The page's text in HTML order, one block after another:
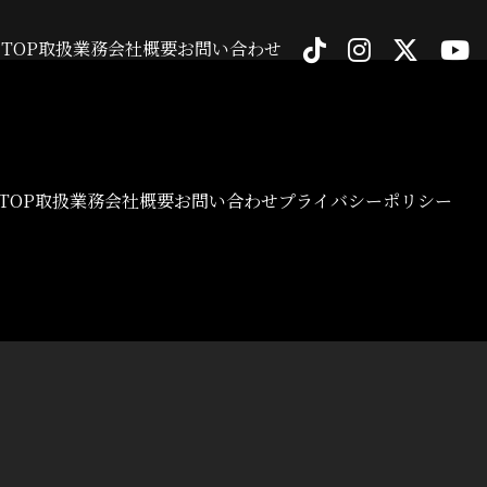
TOP取扱業務会社概要お問い合わせ
取扱業務会社概要お問い合わせプライバシーポリシー